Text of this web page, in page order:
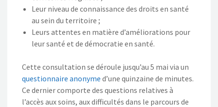
Leur niveau de connaissance des droits en santé
au sein du territoire ;
Leurs attentes en matière d’améliorations pour
leur santé et de démocratie en santé.
Cette consultation se déroule jusqu’au 5 mai via un
questionnaire anonyme d’une quinzaine de minutes.
Ce dernier comporte des questions relatives à
l’accès aux soins, aux difficultés dans le parcours de